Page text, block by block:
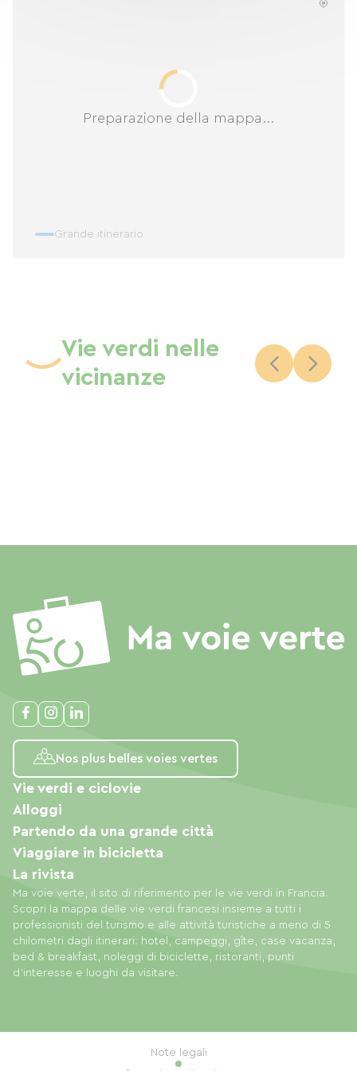
Preparazione della mappa...
Grande itinerario
Vie verdi nelle
vicinanze
Nos plus belles voies vertes
Ma voie verte, il sito di riferimento per le vie verdi in Francia.
Scopri la mappa delle vie verdi francesi insieme a tutti i
professionisti del turismo e alle attività turistiche a meno di 5
chilometri dagli itinerari: hotel, campeggi, gîte, case vacanza,
bed & breakfast, noleggi di biciclette, ristoranti, punti
d'interesse e luoghi da visitare.
Vie verdi e ciclovie
Alloggi
Partendo da una grande città
Viaggiare in bicicletta
La rivista
Note legali